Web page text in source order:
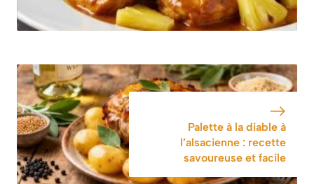
Palette à la diable à
l’alsacienne : recette
savoureuse et facile